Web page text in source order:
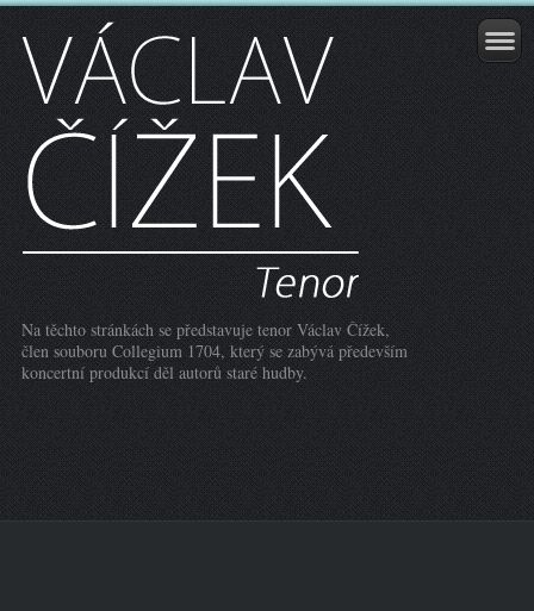
Na těchto stránkách se představuje tenor Václav Čížek,
člen souboru Collegium 1704, který se zabývá především
koncertní produkcí děl autorů staré hudby.